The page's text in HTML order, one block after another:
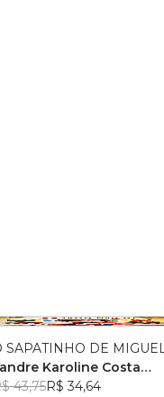
SAPATINHO DE
Karoline Costa
43,75R$ 34,64